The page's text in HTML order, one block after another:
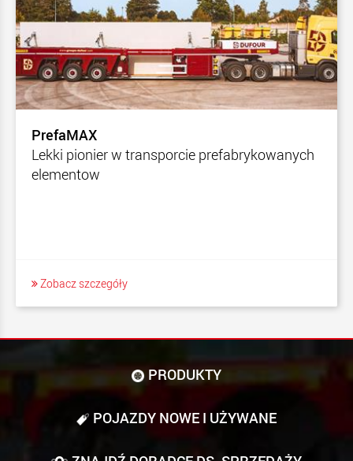
PrefaMAX
Lekki pionier w transporcie prefabrykowanych
elementow
Zobacz szczegóły
PRODUKTY
POJAZDY NOWE I UŻYWANE